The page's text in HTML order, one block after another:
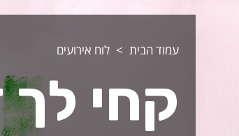
עמוד הבית לוח אירועים
קחי לך